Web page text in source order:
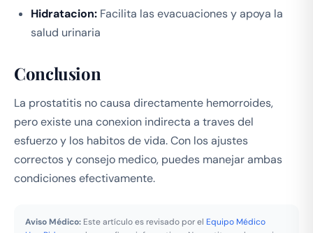
Hidratacion: Facilita las evacuaciones y apoya la
salud urinaria
Conclusion
La prostatitis no causa directamente hemorroides,
pero existe una conexion indirecta a traves del
esfuerzo y los habitos de vida. Con los ajustes
correctos y consejo medico, puedes manejar ambas
condiciones efectivamente.
Aviso Médico: Este artículo es revisado por el Equipo Médico